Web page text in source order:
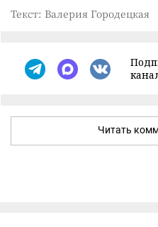
Текст: Валерия Городецкая
Читать